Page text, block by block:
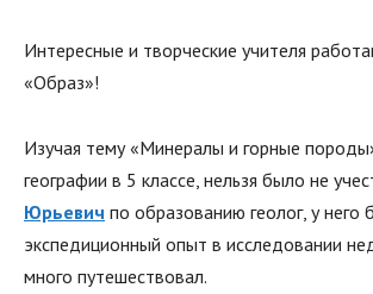
Интересные и творческие учителя
«Образ»!
Изучая тему «Минералы и горные
географии в 5 классе, нельзя было не
Юрьевич по образованию геолог, у него
экспедиционный опыт в исследовании
много путешествовал.